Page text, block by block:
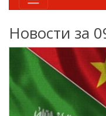
Новости за